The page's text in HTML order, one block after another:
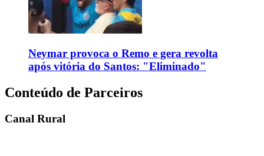
Neymar provoca o Remo e gera revolta
após vitória do Santos: "Eliminado"
Conteúdo de Parceiros
Canal Rural